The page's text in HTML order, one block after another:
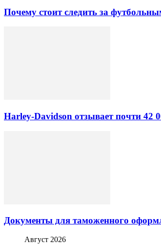
Почему стоит следить за
Harley-Davidson отзывает почти 42
Документы для таможенного
Август 2026